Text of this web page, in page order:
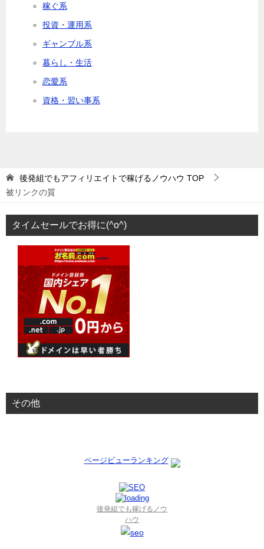
稼ぐ系
投資・運用系
ギャンブル系
暮らし・生活
恋愛系
資格・習い事系
後発組でもアフィリエイトで稼げるノウハウ TOP
被リンクの質
タイムセールでお得に(^o^)
その他
ページビューランキング
後発組でも稼げるノウ
ハウ